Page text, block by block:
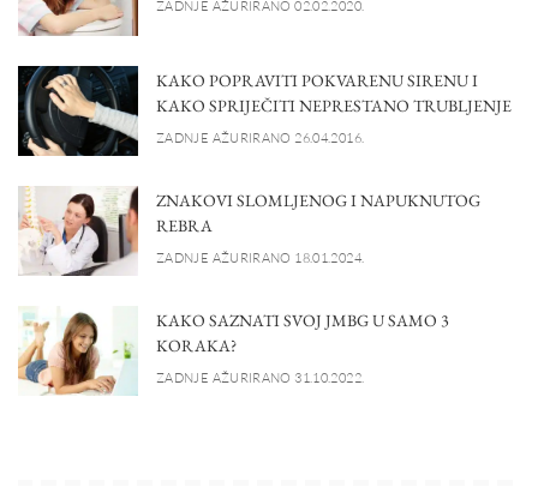
ZADNJE AŽURIRANO 02.02.2020.
KAKO POPRAVITI POKVARENU SIRENU I
KAKO SPRIJEČITI NEPRESTANO TRUBLJENJE
ZADNJE AŽURIRANO 26.04.2016.
ZNAKOVI SLOMLJENOG I NAPUKNUTOG
REBRA
ZADNJE AŽURIRANO 18.01.2024.
KAKO SAZNATI SVOJ JMBG U SAMO 3
KORAKA?
ZADNJE AŽURIRANO 31.10.2022.